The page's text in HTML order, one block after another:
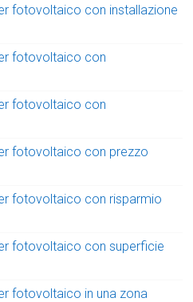
fotovoltaico con installazione
fotovoltaico con
fotovoltaico con
fotovoltaico con prezzo
fotovoltaico con risparmio
fotovoltaico con superficie
fotovoltaico in una zona